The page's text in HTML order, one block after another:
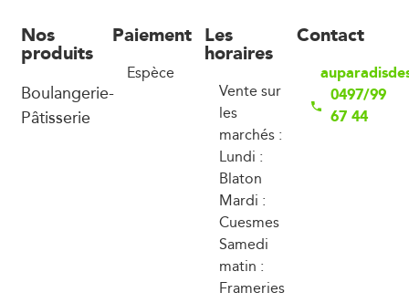
Nos
produits
Boulangerie-
Pâtisserie
Paiement
Espèce
Les
horaires
Vente sur
les
marchés :
Lundi :
Blaton
Mardi :
Cuesmes
Samedi
matin :
Frameries
Contact
0497/99
67 44